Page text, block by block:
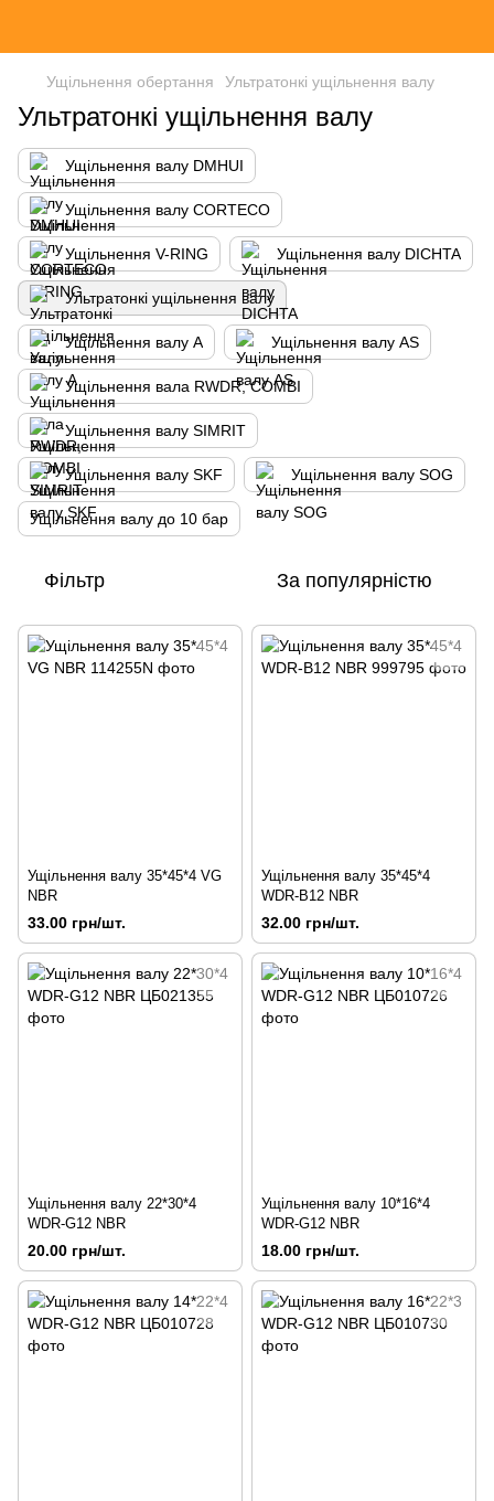
Ущільнення обертання Ультратонкі ущільнення валу
Ультратонкі ущільнення валу
Ущільнення валу DMHUI
Ущільнення валу CORTECO
Ущільнення V-RING Ущільнення валу DICHTA
Ультратонкі ущільнення валу
Ущільнення валу A Ущільнення валу AS
Ущільнення вала RWDR, COMBI
Ущільнення валу SIMRIT
Ущільнення валу SKF Ущільнення валу SOG
Ущільнення валу до 10 бар
Фільтр За популярністю
Ущільнення валу 35*45*4 VG
NBR
33.00 грн/шт.
Ущільнення валу 35*45*4
WDR-B12 NBR
32.00 грн/шт.
Ущільнення валу 22*30*4
WDR-G12 NBR
20.00 грн/шт.
Ущільнення валу 10*16*4
WDR-G12 NBR
18.00 грн/шт.